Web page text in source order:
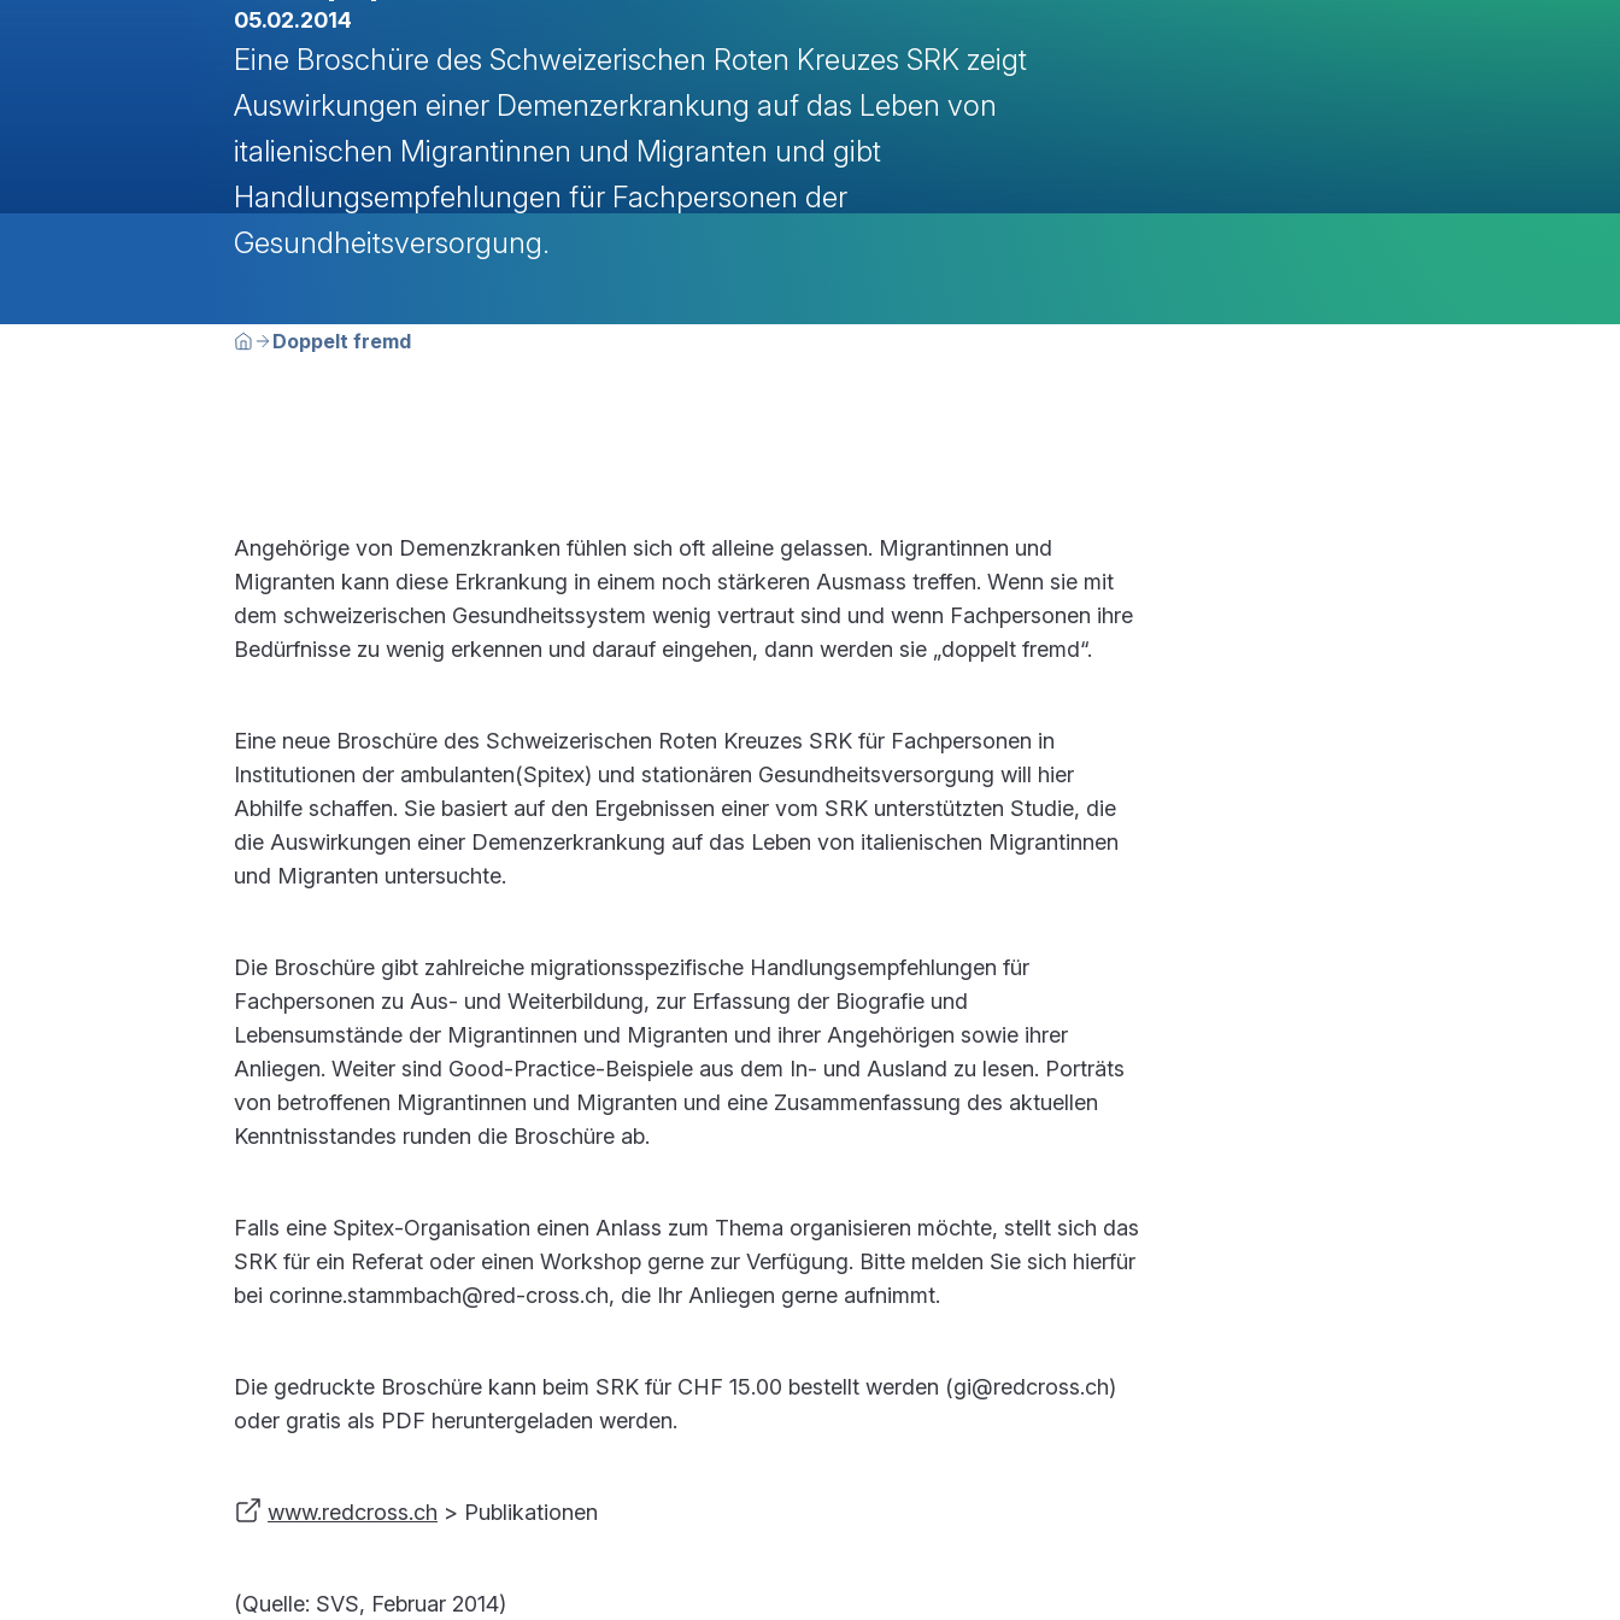
05.02.2014
Eine Broschüre des Schweizerischen Roten Kreuzes SRK zeigt
Auswirkungen einer Demenzerkrankung auf das Leben von
italienischen Migrantinnen und Migranten und gibt
Handlungsempfehlungen für Fachpersonen der
Gesundheitsversorgung.
Breadcrumbnavigation
Sie befinden sich hier:
HomeDoppelt fremd
Angehörige von Demenzkranken fühlen sich oft alleine gelassen. Migrantinnen und
Migranten kann diese Erkrankung in einem noch stärkeren Ausmass treffen. Wenn sie mit
dem schweizerischen Gesundheitssystem wenig vertraut sind und wenn Fachpersonen ihre
Bedürfnisse zu wenig erkennen und darauf eingehen, dann werden sie „doppelt fremd“.
Eine neue Broschüre des Schweizerischen Roten Kreuzes SRK für Fachpersonen in
Institutionen der ambulanten(Spitex) und stationären Gesundheitsversorgung will hier
Abhilfe schaffen. Sie basiert auf den Ergebnissen einer vom SRK unterstützten Studie, die
die Auswirkungen einer Demenzerkrankung auf das Leben von italienischen Migrantinnen
und Migranten untersuchte.
Die Broschüre gibt zahlreiche migrationsspezifische Handlungsempfehlungen für
Fachpersonen zu Aus- und Weiterbildung, zur Erfassung der Biografie und
Lebensumstände der Migrantinnen und Migranten und ihrer Angehörigen sowie ihrer
Anliegen. Weiter sind Good-Practice-Beispiele aus dem In- und Ausland zu lesen. Porträts
von betroffenen Migrantinnen und Migranten und eine Zusammenfassung des aktuellen
Kenntnisstandes runden die Broschüre ab.
Falls eine Spitex-Organisation einen Anlass zum Thema organisieren möchte, stellt sich das
SRK für ein Referat oder einen Workshop gerne zur Verfügung. Bitte melden Sie sich hierfür
bei corinne.stammbach@red-cross.ch, die Ihr Anliegen gerne aufnimmt.
Die gedruckte Broschüre kann beim SRK für CHF 15.00 bestellt werden (gi@redcross.ch)
oder gratis als PDF heruntergeladen werden.
www.redcross.ch > Publikationen
(Quelle: SVS, Februar 2014)